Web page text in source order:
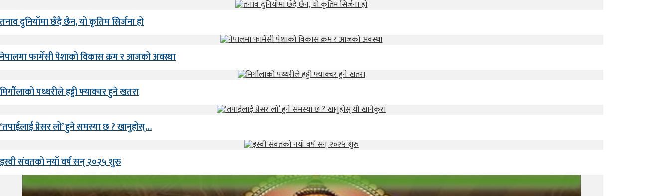
तनाव दुनियाँमा छँदै छैन, यो कृतिम सिर्जना हो
नेपालमा फार्मेसी पेशाको विकास क्रम र आजको अवस्था
मिर्गौलाको पथ्थरीले हड्डी फ्याक्चर हुने खतरा
‘तपाईलाई प्रेसर लो’ हुने समस्या छ ? खानुहोस्…
इस्वी संवतको नयाँ वर्ष सन् २०२५ शुरु